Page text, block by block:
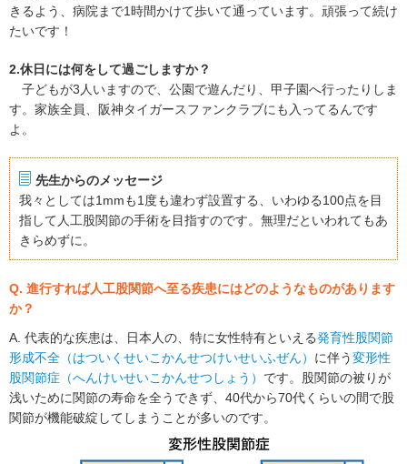
きるよう、病院まで1時間かけて歩いて通っています。頑張って続け
たいです！
2.休日には何をして過ごしますか？
子どもが3人いますので、公園で遊んだり、甲子園へ行ったりしま
す。家族全員、阪神タイガースファンクラブにも入ってるんです
よ。
先生からのメッセージ
我々としては1mmも1度も違わず設置する、いわゆる100点を目
指して人工股関節の手術を目指すのです。無理だといわれてもあ
きらめずに。
Q. 進行すれば人工股関節へ至る疾患にはどのようなものがあります
か？
A. 代表的な疾患は、日本人の、特に女性特有といえる発育性股関節
形成不全（はついくせいこかんせつけいせいふぜん） に伴う変形性
股関節症（へんけいせいこかんせつしょう） です。股関節の被りが
浅いために関節の寿命を全うできず、40代から70代くらいの間で股
関節が機能破綻してしまうことが多いのです。